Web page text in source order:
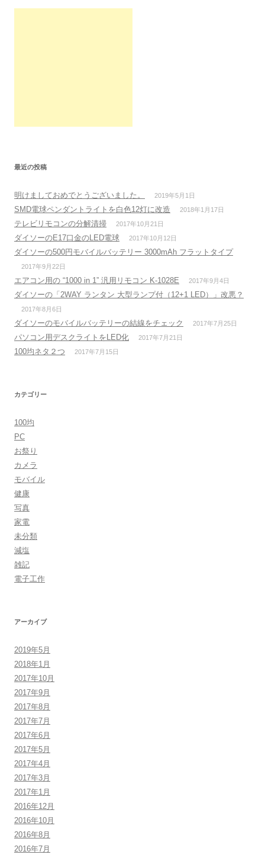
最近の投稿
明けましておめでとうございました。 2019年5月1日
SMD電球ペンダントライトを白色12灯に改造 2018年1月17日
テレビリモコンの分解清掃 2017年10月21日
ダイソーのE17口金のLED電球 2017年10月12日
ダイソーの500円モバイルバッテリー 3000mAh フラットタイプ
2017年9月22日
エアコン用の “1000 in 1” 汎用リモコン K-1028E 2017年9月4日
ダイソーの「2WAY ランタン 大型ランプ付（12+1 LED）」改悪？
2017年8月6日
ダイソーのモバイルバッテリーの結線をチェック 2017年7月25日
パソコン用デスクライトをLED化 2017年7月21日
100均ネタ２つ 2017年7月15日
カテゴリー
100均
PC
お祭り
カメラ
モバイル
健康
写真
家電
未分類
減塩
雑記
電子工作
アーカイブ
2019年5月
2018年1月
2017年10月
2017年9月
2017年8月
2017年7月
2017年6月
2017年5月
2017年4月
2017年3月
2017年1月
2016年12月
2016年10月
2016年8月
2016年7月